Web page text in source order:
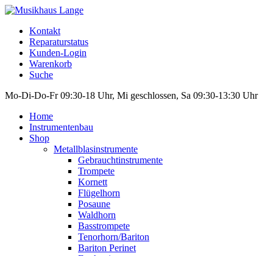
Kontakt
Reparaturstatus
Kunden-Login
Warenkorb
Suche
Mo-Di-Do-Fr 09:30-18 Uhr, Mi geschlossen, Sa 09:30-13:30 Uhr
Home
Instrumentenbau
Shop
Metallblasinstrumente
Gebrauchtinstrumente
Trompete
Kornett
Flügelhorn
Posaune
Waldhorn
Basstrompete
Tenorhorn/Bariton
Bariton Perinet